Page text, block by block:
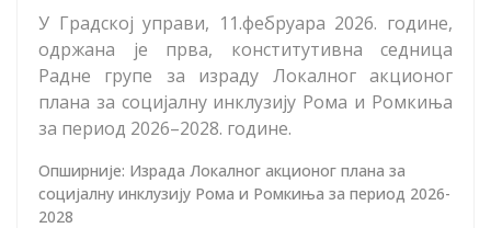
У Градској управи, 11.фебруара 2026. године,
одржана је прва, конститутивна седница
Радне групе за израду Локалног акционог
плана за социјалну инклузију Рома и Ромкиња
за период 2026–2028. године.
Опширније: Израда Локалног акционог плана за
социјалну инклузију Рома и Ромкиња за период 2026-
2028